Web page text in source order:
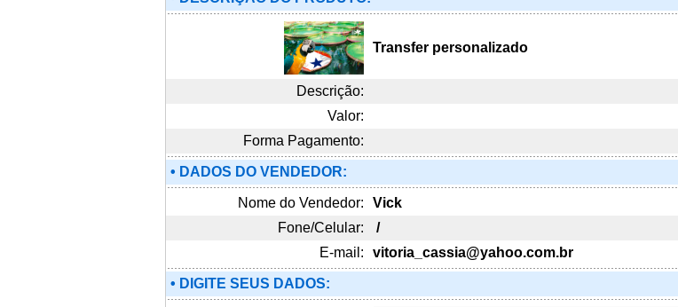
Transfer personalizado
Descrição:
Valor:
Forma Pagamento:
• DADOS DO VENDEDOR:
Nome do Vendedor:
Vick
Fone/Celular:
/
E-mail:
vitoria_cassia@yahoo.com.br
• DIGITE SEUS DADOS: